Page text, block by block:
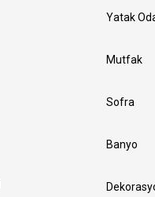
Yatak
Mutfak
Sofra
Banyo